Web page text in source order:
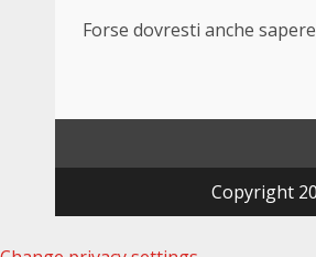
Forse dovresti anche
Copyright